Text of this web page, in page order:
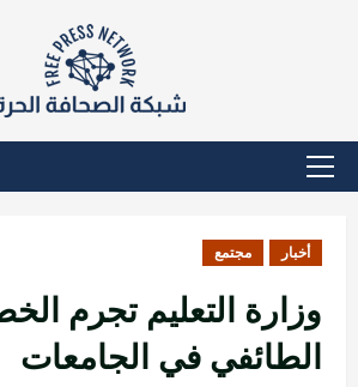
القائمة
أخبار مجتمع
وزارة التعليم تجرم
الطائفي في الجامعات